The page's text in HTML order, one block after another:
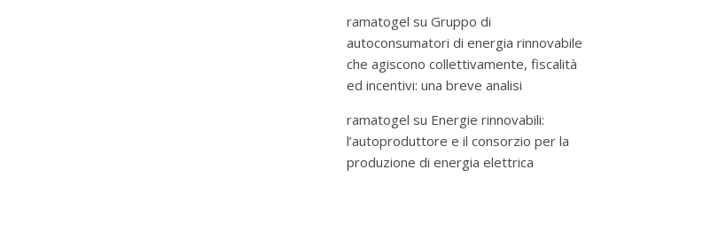
ramatogel su Gruppo di
autoconsumatori di energia rinnovabile
che agiscono collettivamente, fiscalità
ed incentivi: una breve analisi
ramatogel su Energie rinnovabili:
l’autoproduttore e il consorzio per la
produzione di energia elettrica